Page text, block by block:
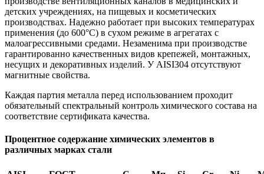
детских учреждениях, на пищевых и косметических
производствах. Надежно работает при высоких температурах
применения (до 600°С) в сухом режиме в агрегатах с
малоагрессивными средами. Незаменима при производстве
гарантированно качественных видов крепежей, монтажных,
несущих и декоративных изделий. У AISI304 отсутствуют
магнитные свойства.
Каждая партия металла перед использованием проходит
обязательный спектральный контроль химического состава на
соответствие сертификата качества.
Процентное содержание химических элементов в
различных марках стали